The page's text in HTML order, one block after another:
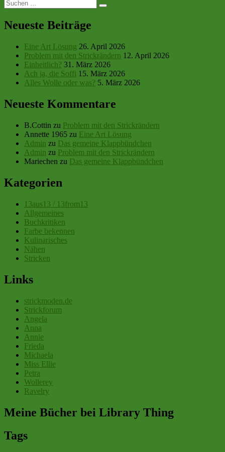
Suchen
nach:
Suchen
Neueste Beiträge
Eine Art Lösung 26. April 2026
Problem mit den Strickrändern 12. April 2026
Einheitlich? 31. März 2026
Ach ja, die Soffi 15. März 2026
Alles Wolle oder was? 5. März 2026
Neueste Kommentare
B.Cottin zu Problem mit den Strickrändern
Annette 1965 zu Eine Art Lösung
Admin zu Das gemeine Klappbündchen
Admin zu Problem mit den Strickrändern
Mariechen zu Das gemeine Klappbündchen
Kategorien
13aus13 / 13from13
Allgemeines
Buchkritiken
Farbe bekennen
Kulinarisches
Nähen
Stricken
Links
strickmoden.de
Strickforum
Angela
Anna
Annie
Frieda
Michaela
Miss Ellie
Petra
Wollerey
Ravelry
Meine Bücher bei Library Thing
Tags